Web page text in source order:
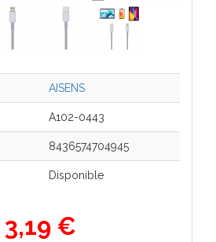
AISENS
A102-0443
8436574704945
Disponible
3,19 €